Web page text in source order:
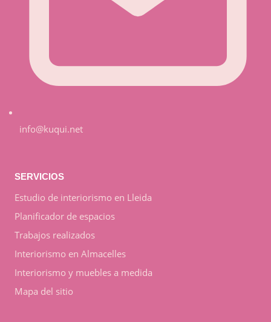
info@kuqui.net
SERVICIOS
Estudio de interiorismo en Lleida
Planificador de espacios
Trabajos realizados
Interiorismo en Almacelles
Interiorismo y muebles a medida
Mapa del sitio